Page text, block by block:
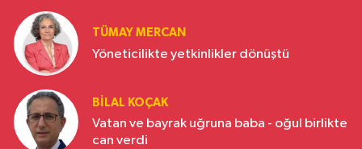
TÜMAY MERCAN
Yöneticilikte yetkinlikler dönüştü
BILAL KOÇAK
Vatan ve bayrak uğruna baba - oğul birlikte
can verdi